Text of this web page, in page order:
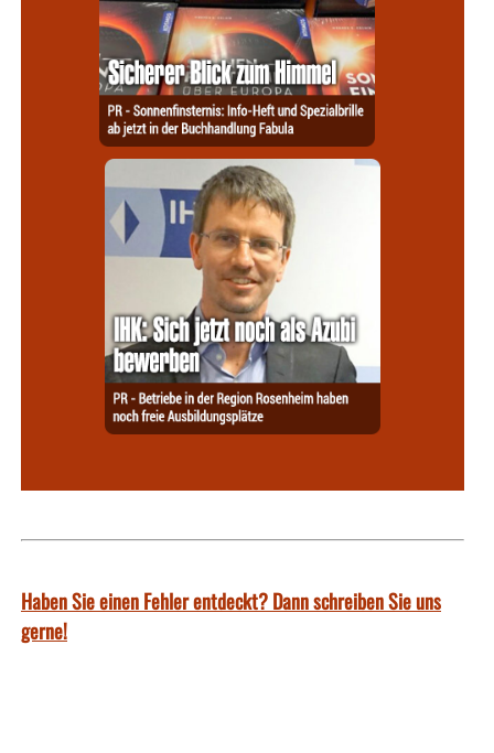
Haben Sie einen Fehler entdeckt? Dann schreiben Sie uns
gerne!